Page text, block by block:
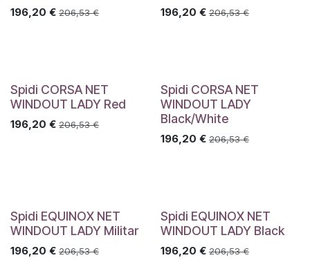
196,20 € 206,53€ 196,20 € 206,53€
Spidi CORSA NET
WINDOUT LADY Red
196,20 € 206,53€
Spidi CORSA NET
WINDOUT LADY
Black/White
196,20 € 206,53€
Spidi EQUINOX NET
WINDOUT LADY Militar
196,20 € 206,53€
Spidi EQUINOX NET
WINDOUT LADY Black
196,20 € 206,53€